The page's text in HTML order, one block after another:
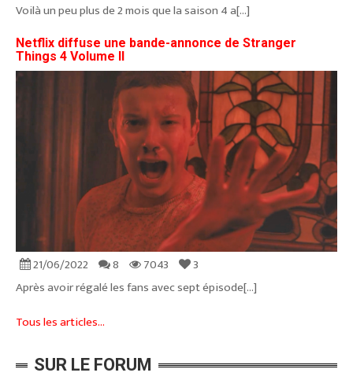
Voilà un peu plus de 2 mois que la saison 4 a[...]
Netflix diffuse une bande-annonce de Stranger
Things 4 Volume II
21/06/2022 8 7043
3
Après avoir régalé les fans avec sept épisode[...]
Tous les articles...
SUR LE FORUM